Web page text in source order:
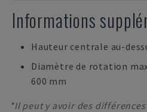
Informations
Hauteur centrale au-
Diamètre de rotation
600 mm
*Il peut y avoir des